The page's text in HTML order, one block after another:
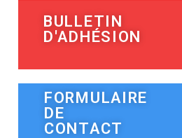
BULLETIN
D'ADHÉSION
FORMULAIRE
DE
CONTACT